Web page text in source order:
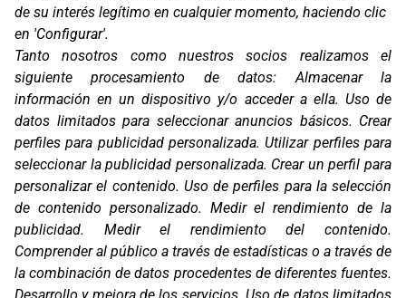
Oficinas
C/ Coneixement 5, 08850
Gavà (Barcelona)
Contacto
T. (+34) 93 638 38 60
Email:corver@corver.es
Marcas
Compañía
Blog
Contacto
FAQ
Canal Ético
de su interés legítimo en cualquier momento, haciendo clic
en 'Configurar'.
Tanto nosotros como nuestros socios realizamos el
siguiente procesamiento de datos:Almacenar la
información en un dispositivo y/o acceder a ella. Uso de
datos limitados para seleccionar anuncios básicos. Crear
perfiles para publicidad personalizada.Utilizar perfiles para
seleccionar la publicidad personalizada. Crear un perfil para
personalizar el contenido. Uso de perfiles para la selección
de contenido personalizado. Medir el rendimiento de la
publicidad. Medir el rendimiento del contenido.
Comprender al público a través de estadísticas o a través de
la combinación de datos procedentes de diferentes fuentes.